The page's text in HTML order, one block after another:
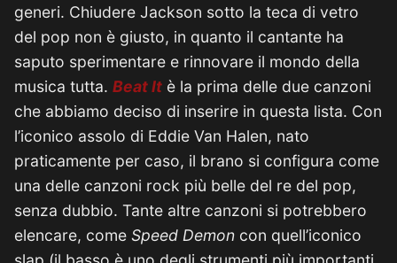
generi. Chiudere Jackson sotto la teca di vetro
del pop non è giusto, in quanto il cantante ha
saputo sperimentare e rinnovare il mondo della
musica tutta. Beat It è la prima delle due canzoni
che abbiamo deciso di inserire in questa lista. Con
l’iconico assolo di Eddie Van Halen, nato
praticamente per caso, il brano si configura come
una delle canzoni rock più belle del re del pop,
senza dubbio. Tante altre canzoni si potrebbero
elencare, come Speed Demon con quell’iconico